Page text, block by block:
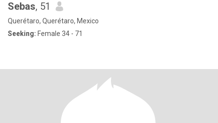
Sebas, 51
Querétaro, Querétaro, Mexico
Seeking: Female 34 - 71